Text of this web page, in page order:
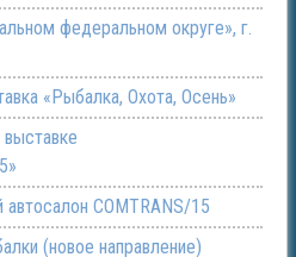
федеральном округе», г.
«Рыбалка, Охота, Осень»
COMTRANS/15
(новое направление)